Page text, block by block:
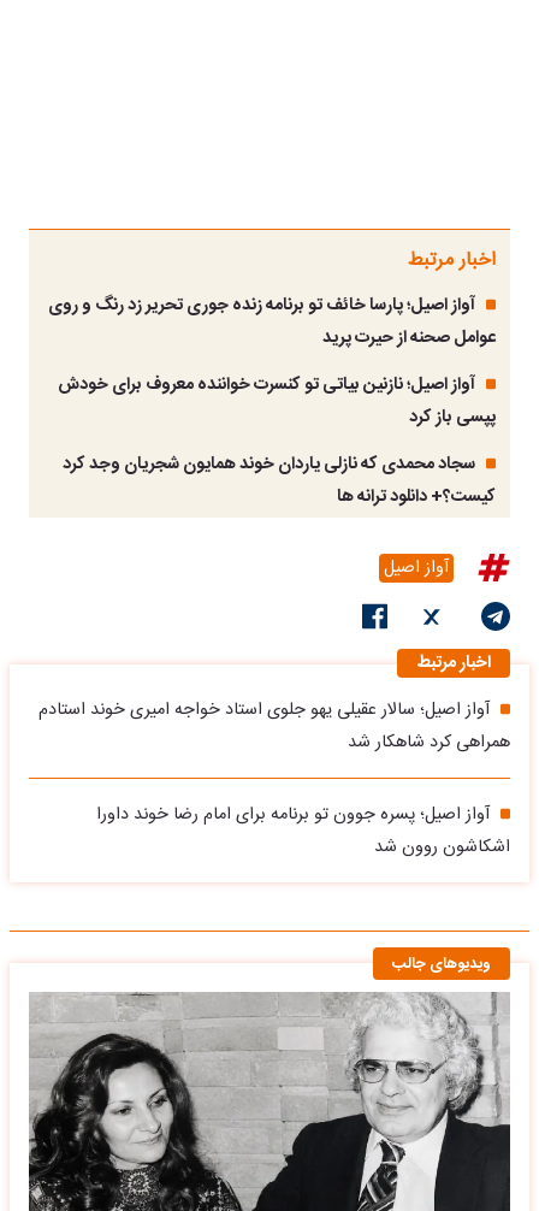
اخبار مرتبط
آواز اصیل؛ پارسا خائف تو برنامه زنده جوری تحریر زد رنگ و روی
عوامل صحنه از حیرت پرید
آواز اصیل؛ نازنین بیاتی تو کنسرت خواننده معروف برای خودش
پپسی باز کرد
سجاد محمدی که نازلی یاردان خوند همایون شجریان وجد کرد
کیست؟+ دانلود ترانه ها
آواز اصیل
اخبار مرتبط
آواز اصیل؛ سالار عقیلی یهو جلوی استاد خواجه امیری خوند استادم
همراهی کرد شاهکار شد
آواز اصیل؛ پسره جوون تو برنامه برای امام رضا خوند داورا
اشکاشون روون شد
ویدیوهای جالب